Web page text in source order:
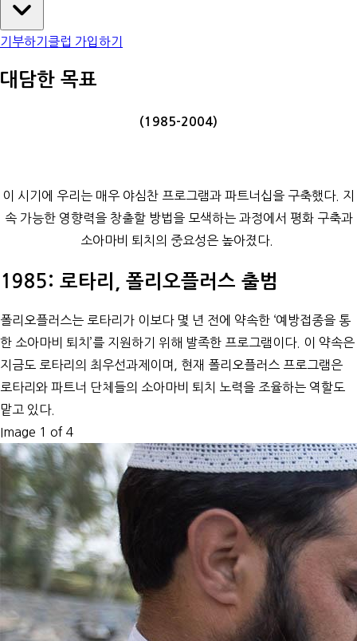
기부하기 클럽 가입하기
대담한 목표
(1985-2004)
이 시기에 우리는 매우 야심찬 프로그램과 파트너십을 구축했다. 지
속 가능한 영향력을 창출할 방법을 모색하는 과정에서 평화 구축과
소아마비 퇴치의 중요성은 높아졌다.
1985: 로타리, 폴리오플러스 출범
폴리오플러스는 로타리가 이보다 몇 년 전에 약속한 ‘예방접종을 통
한 소아마비 퇴치’를 지원하기 위해 발족한 프로그램이다. 이 약속은
지금도 로타리의 최우선과제이며, 현재 폴리오플러스 프로그램은
로타리와 파트너 단체들의 소아마비 퇴치 노력을 조율하는 역할도
맡고 있다.
Image 1 of 4